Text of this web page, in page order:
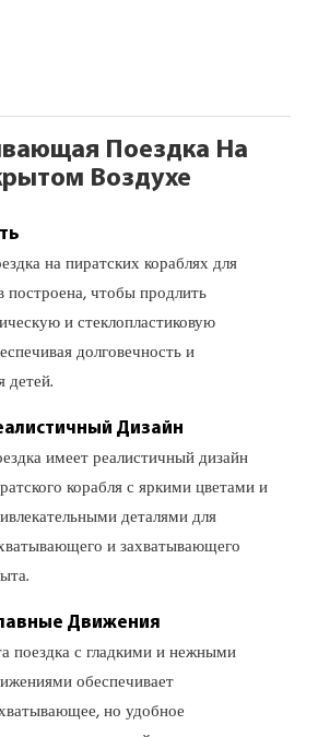
Поездка На
Воздухе
на пиратских кораблях для
построена, чтобы продлить
и стеклопластиковую
долговечность и
детей.
Дизайн
имеет реалистичный дизайн
корабля с яркими цветами и
деталями для
и захватывающего
Движения
поездка с гладкими и нежными
обеспечивает
но удобное